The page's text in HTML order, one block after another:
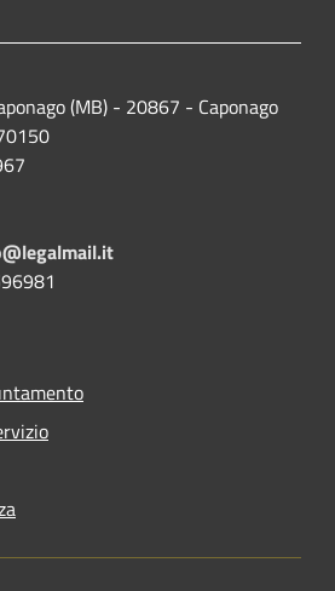
(MB) - 20867 - Caponago